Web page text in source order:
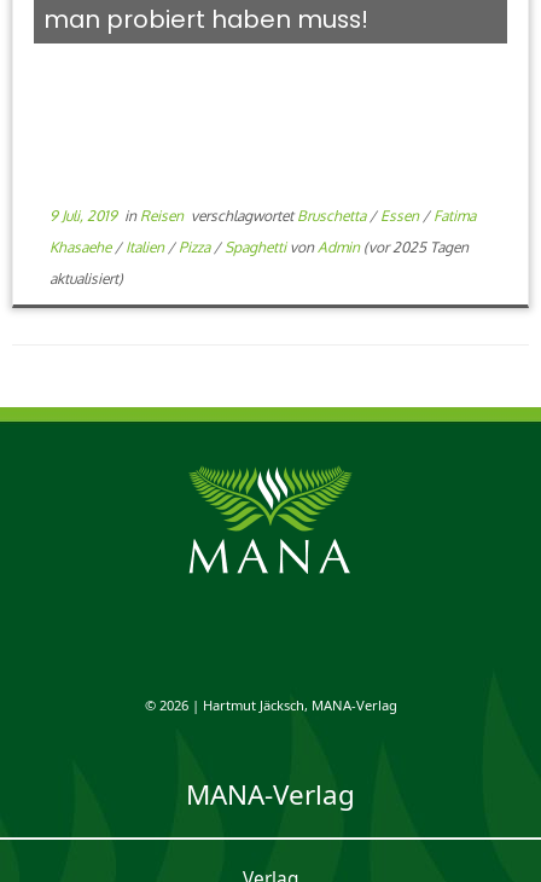
man probiert haben muss!
9 Juli, 2019in Reisen verschlagwortetBruschetta / Essen / Fatima
Khasaehe / Italien / Pizza / Spaghetti von Admin(vor 2025 Tagen
aktualisiert)
© 2026 | Hartmut Jäcksch, MANA-Verlag
MANA-Verlag